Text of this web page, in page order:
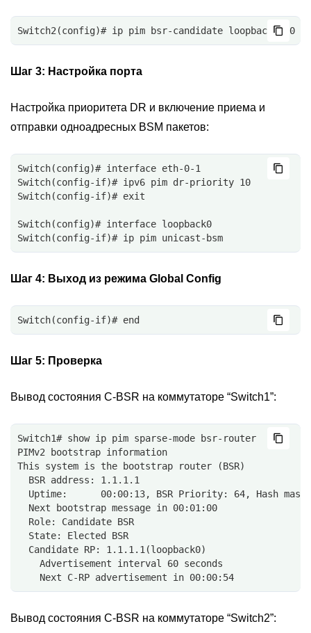
Switch2(config)# ip pim bsr-candidate loopback0 10 25
Шаг 3: Настройка порта
Настройка приоритета DR и включение приема и
отправки одноадресных BSM пакетов:
Switch(config)# interface eth-0-1
Switch(config-if)# ipv6 pim dr-priority 10
Switch(config-if)# exit
Switch(config)# interface loopback0
Switch(config-if)# ip pim unicast-bsm
Шаг 4: Выход из режима Global Config
Switch(config-if)# end
Шаг 5: Проверка
Вывод состояния C-BSR на коммутаторе “Switch1”:
Switch1# show ip pim sparse-mode bsr-router
PIMv2 bootstrap information
This system is the bootstrap router (BSR)
  BSR address: 1.1.1.1
Uptime:      00:00:13, BSR Priority: 64, Hash mask
  Next bootstrap message in 00:01:00
  Role: Candidate BSR
  State: Elected BSR
  Candidate RP: 1.1.1.1(loopback0)
    Advertisement interval 60 seconds
    Next C-RP advertisement in 00:00:54
Вывод состояния C-BSR на коммутаторе “Switch2”: